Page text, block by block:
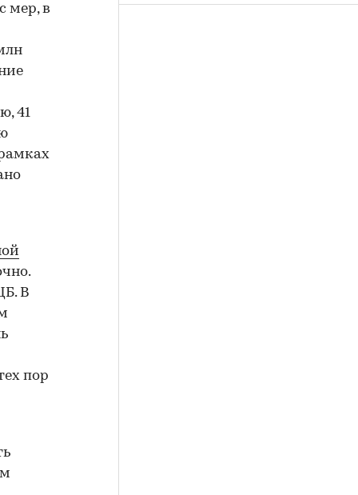
мер, в
41
В
пор